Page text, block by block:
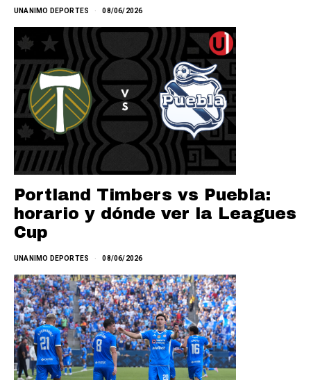
UNANIMO DEPORTES 08/06/2026
Portland Timbers vs Puebla:
horario y dónde ver la Leagues
Cup
UNANIMO DEPORTES 08/06/2026